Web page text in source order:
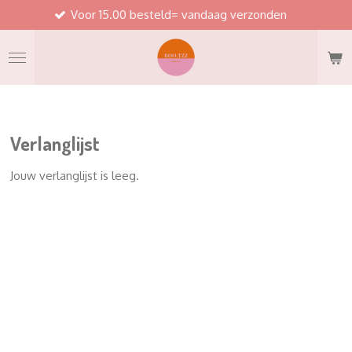
direct
naar
de
hoofdinhoud
Voor 15.00 besteld= vandaag verzonden
Verlanglijst
Jouw verlanglijst is leeg.